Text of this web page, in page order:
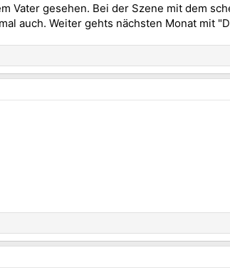
Vater gesehen. Bei der Szene mit dem
auch. Weiter gehts nächsten Monat mit